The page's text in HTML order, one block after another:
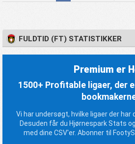
FULDTID (FT) STATISTIKKER
Premium er
1500+ Profitable ligaer, der
Vi har undersøgt, hvilke ligaer der
Desuden får du Hjørnespark Stats
med dine CSV'er. Abonner til